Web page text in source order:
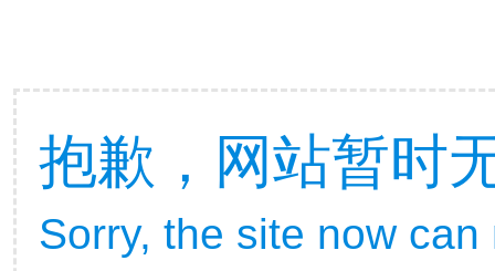
抱歉，网站暂时
Sorry, the site now